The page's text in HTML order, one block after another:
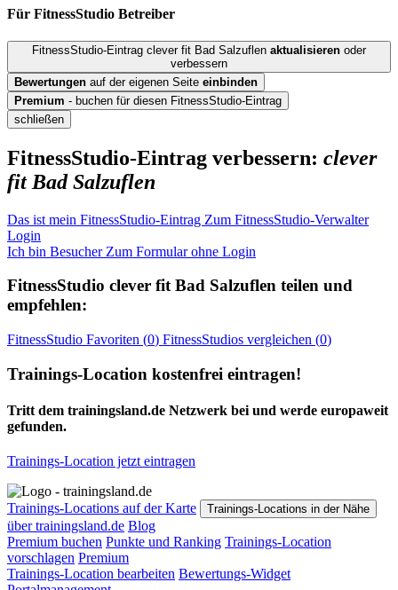
Für FitnessStudio Betreiber
FitnessStudio-Eintrag clever fit Bad Salzuflen aktualisieren oder
verbessern
Bewertungen auf der eigenen Seite einbinden
Premium - buchen für diesen FitnessStudio-Eintrag
schließen
FitnessStudio-Eintrag verbessern: clever
fit Bad Salzuflen
Das ist mein FitnessStudio-Eintrag Zum FitnessStudio-Verwalter
Login
Ich bin Besucher Zum Formular ohne Login
FitnessStudio clever fit Bad Salzuflen teilen und
empfehlen:
FitnessStudio Favoriten (0) FitnessStudios vergleichen (0)
Trainings-Location kostenfrei eintragen!
Tritt dem trainingsland.de Netzwerk bei und werde europaweit
gefunden.
Trainings-Location jetzt eintragen
Trainings-Locations auf der Karte Trainings-Locations in der Nähe
über trainingsland.de Blog
Premium buchen Punkte und Ranking Trainings-Location
vorschlagen Premium
Trainings-Location bearbeiten Bewertungs-Widget